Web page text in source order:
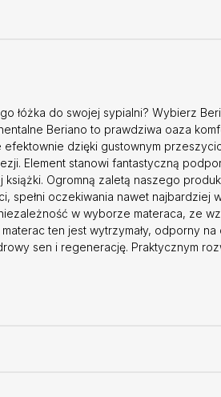
łóżka do swojej sypialni? Wybierz
Beriano to prawdziwa oaza
dzięki gustownym
Element stanowi fantastyczną
Ogromną zaletą naszego
spełni oczekiwania nawet najbardziej
w wyborze materaca, ze
ten jest wytrzymały, odporny na
sen i regenerację. Praktycznym